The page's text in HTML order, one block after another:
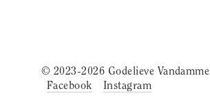
© 2023-2026 Godelieve Vandamme
Facebook
Instagram